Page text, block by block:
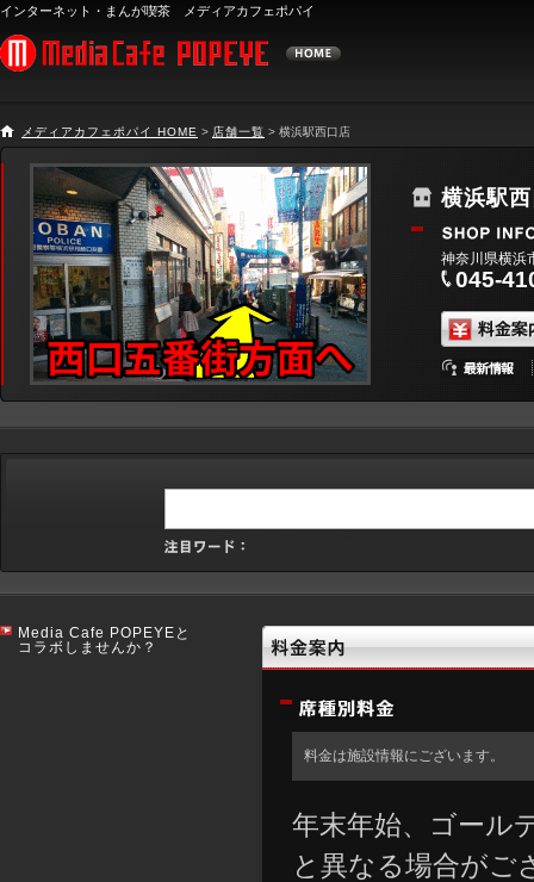
インターネット・まんが喫茶 メディアカフェポパイ
メディアカフェポパイ HOME > 店舗一覧 > 横浜駅西口店
横浜駅
神奈川県横浜
045-
Media Cafe POPEYEと
コラボしませんか？
料金は施設情報にございます。
年末年始、ゴール
と異なる場合がご